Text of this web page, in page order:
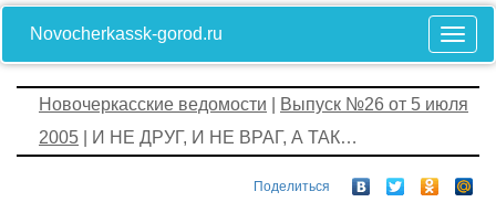
Novocherkassk-gorod.ru
Новочеркасские ведомости
Выпуск №26 от 5 июля
2005 | И НЕ ДРУГ, И НЕ ВРАГ, А ТАК…
Поделиться